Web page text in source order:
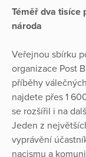
Téměř dva tisíce
národa
Veřejnou sbírku
organizace Post
příběhy
najdete přes 1
se rozšířil i na
Jeden z
vyprávění
nacismu a